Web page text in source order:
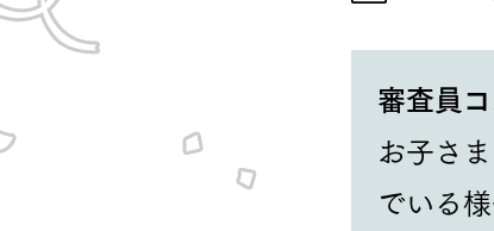
審査員
お子さ
でいる